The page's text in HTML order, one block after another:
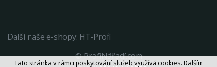
Další naše e-shopy: HT-Profi
© ProfiNářadí.com
Tato stránka v rámci poskytování služeb využívá cookies. Dalším